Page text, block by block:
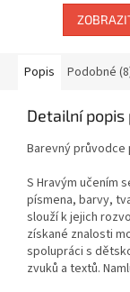
Popis Podobné
Detailní popis
Barevný
S Hravým učením
písmena, barvy,
slouží k jejich
získané znalosti
spolupráci s
zvuků a textů.